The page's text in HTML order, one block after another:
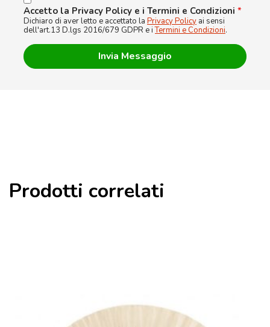
Accetto la Privacy Policy e i Termini e Condizioni *
Dichiaro di aver letto e accettato la Privacy Policy ai sensi
dell'art.13 D.lgs 2016/679 GDPR e iTermini e Condizioni.
Prodotti correlati